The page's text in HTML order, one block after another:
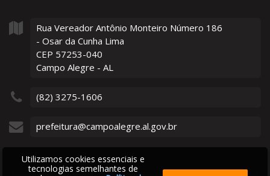
Rua Vereador Antônio Monteiro Número 186
- Osar da Cunha Lima
CEP 57253-040
Campo Alegre - AL
(82) 3275-1606
prefeitura@campoalegre.al.gov.br
Utilizamos cookies essenciais e
tecnologias semelhantes de